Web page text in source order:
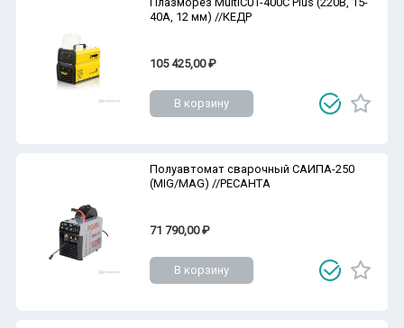
40А, 12 мм) //КЕДР
105 425,00 ₽
В корзину
Полуавтомат сварочный САИПА-250
(MIG/MAG) //РЕСАНТА
71 790,00 ₽
В корзину